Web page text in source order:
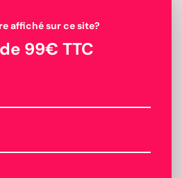
affiché sur ce site?
99€ TTC